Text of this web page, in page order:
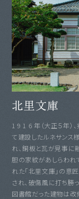
北里文庫
1 9 1 6 年（大正５年
て建設したルネサンス
れ、銅板と瓦が見事に
胆の家紋があしらわれ
れた「北里文庫」の意
され、破傷風に打ち勝
図書館だった建物は